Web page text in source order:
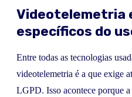
Videotelemetria
específicos do
Entre todas as tecnologias
videotelemetria é a que exige
LGPD. Isso acontece porque